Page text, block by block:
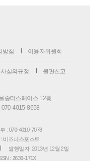
방침 이용자위원회
심의규정 불편신고
숲더스페이스 12층
070-4015-8658
: 070-4010-7078
비즈니스포스트
발행일자: 2013년 12월 2일
: 2636-171X